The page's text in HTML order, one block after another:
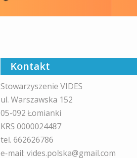
Kontakt
Stowarzyszenie VIDES
ul. Warszawska 152
05-092 Łomianki
KRS 0000024487
tel. 662626786
e-mail: vides.polska@gmail.com